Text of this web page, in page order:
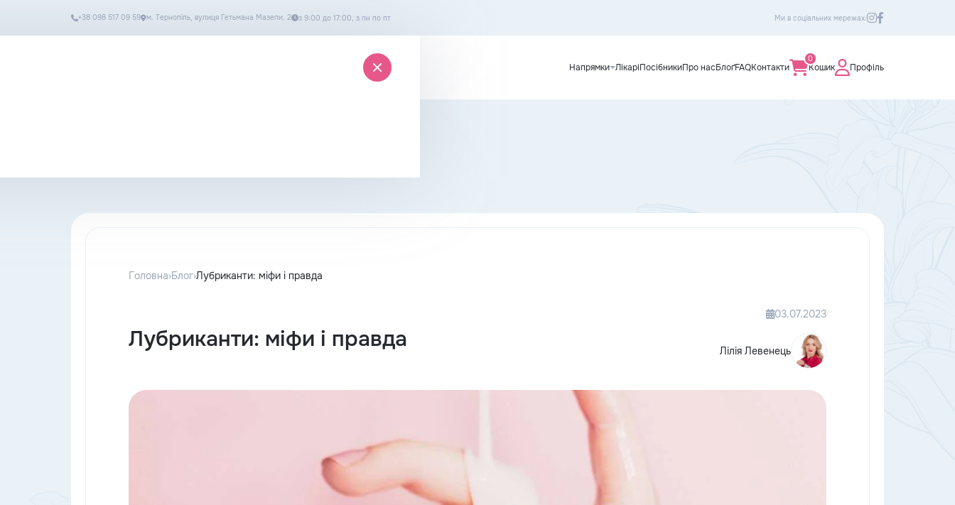
+38 098 517 09 59 м. Тернопіль, вулиця Гетьмана Мазепи, 2 з 9:00 до 17:00, з пн по пт Ми в соціальних мережах:
Напрямки ЛікаріПосібникиПро насБлоґFAQКонтакти
0
Кошик Профіль
Ми в соціальних мережах:
Головна›Блог›Лубриканти: міфи і правда
Лубриканти: міфи і правда
03.07.2023
Лілія Левенець